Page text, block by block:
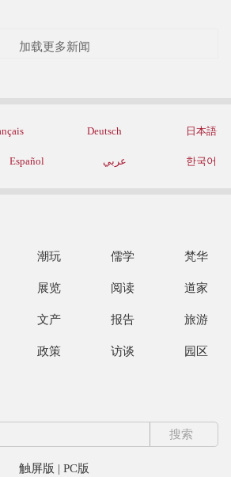
加载更多新闻
Deutsch 日本語
Español عربي 한국어
潮玩 儒学 梵华
展览 阅读 道家
文产 报告 旅游
政策 访谈 园区
触屏版 | PC版